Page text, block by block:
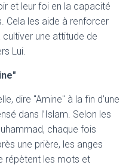
et leur foi en la capacité
Cela les aide à renforcer
cultiver une attitude de
Lui.
dire "Amine" à la fin d’une
dans l’Islam. Selon les
chaque fois
une prière, les anges
répètent les mots et